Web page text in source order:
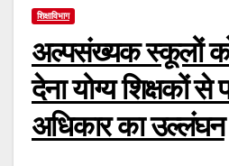
शिक्षाविभाग
अल्पसंख्यक स्कूलों
देना योग्य शिक्षकों से
अधिकार का उल्लंघन